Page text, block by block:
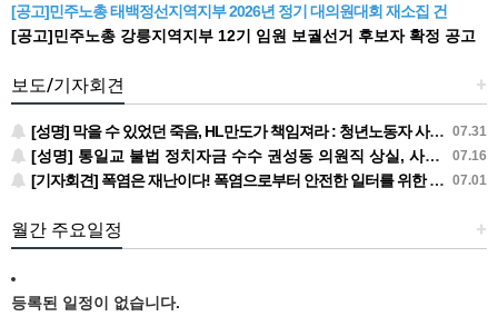
[공고]민주노총 태백정선지역지부 2026년 정기 대의원대회 재소집 건
[공고]민주노총 강릉지역지부 12기 임원 보궐선거 후보자 확정 공고
+
보도/기자회견
07.31
[성명] 막을 수 있었던 죽음, HL만도가 책임져라 : 청년노동자 사망사고의 철저한 진상규명과 재발방지 대책 마련하라
07.16
[성명] 통일교 불법 정치자금 수수 권성동 의원직 상실, 사필귀정이다
07.01
[기자회견] 폭염은 재난이다! 폭염으로부터 안전한 일터를 위한 민주노총 강원지역본부 폭염감시단 선포 기자회견
+
월간 주요일정
등록된 일정이 없습니다.